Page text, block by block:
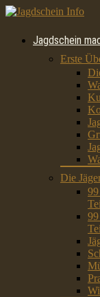
Jagdschein
Erste
Die